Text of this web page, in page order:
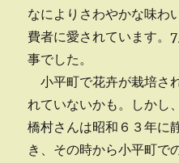
なによりさわやかな味わ
費者に愛されています。
事でした。
小平町で花卉が栽培さ
れていないかも。しかし
橋村さんは昭和６３年に
き、その時から小平町で